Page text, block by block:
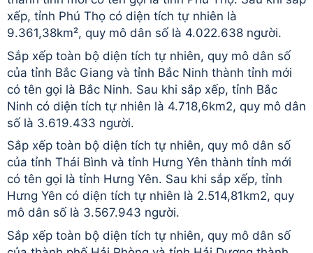
xếp, tỉnh Phú Thọ có diện tích tự nhiên là
9.361,38km², quy mô dân số là 4.022.638 người.
Sắp xếp toàn bộ diện tích tự nhiên, quy mô dân số
của tỉnh Bắc Giang và tỉnh Bắc Ninh thành tỉnh mới
có tên gọi là Bắc Ninh. Sau khi sắp xếp, tỉnh Bắc
Ninh có diện tích tự nhiên là 4.718,6km2, quy mô dân
số là 3.619.433 người.
Sắp xếp toàn bộ diện tích tự nhiên, quy mô dân số
của tỉnh Thái Bình và tỉnh Hưng Yên thành tỉnh mới
có tên gọi là tỉnh Hưng Yên. Sau khi sắp xếp, tỉnh
Hưng Yên có diện tích tự nhiên là 2.514,81km2, quy
mô dân số là 3.567.943 người.
Sắp xếp toàn bộ diện tích tự nhiên, quy mô dân số